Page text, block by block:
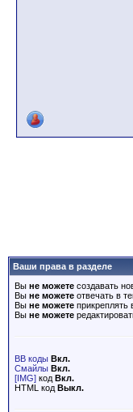
Ваши права в разделе
Вы не можете создавать
Вы не можете отвечать в
Вы не можете прикреплять
Вы не можете
BB коды Вкл.
Смайлы Вкл.
[IMG] код Вкл.
HTML код Выкл.